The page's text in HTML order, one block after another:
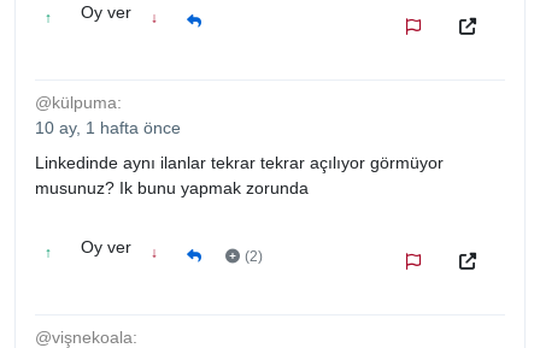
↑ Oy ver ↓
@külpuma:
10 ay, 1 hafta önce
Linkedinde aynı ilanlar tekrar tekrar açılıyor görmüyor
musunuz? Ik bunu yapmak zorunda
↑ Oy ver ↓ (2)
@vişnekoala: